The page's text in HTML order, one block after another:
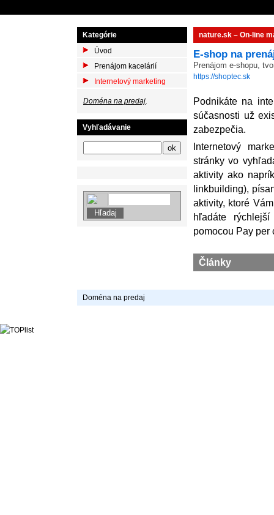
Kategórie
Úvod
Prenájom kacelárií
Internetový marketing
Doména na predaj.
Vyhľadávanie
nature.sk – On-line
E-shop na
Prenájom e-shopu,
https://shoptec.sk
Podnikáte na
súčasnosti už
zabezpečia.
Internetový
stránky vo
aktivity ako
linkbuilding),
aktivity, ktoré
hľadáte
pomocou Pay per
Články
Doména na predaj